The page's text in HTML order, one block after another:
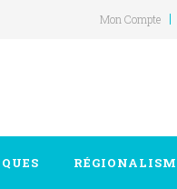
Mon Compte